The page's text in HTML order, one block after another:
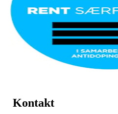
Kontakt